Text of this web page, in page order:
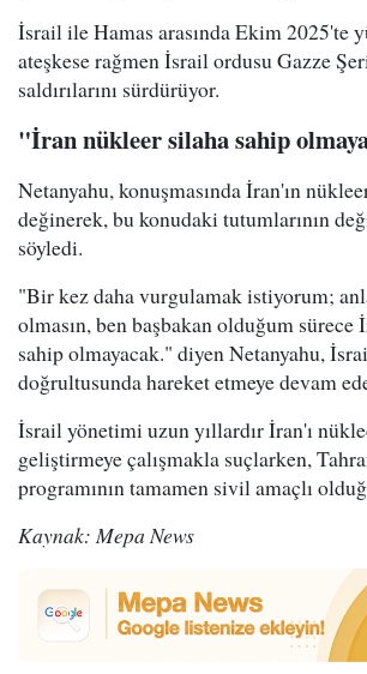
İsrail ile Hamas arasında Ekim 2025'te
ateşkese rağmen İsrail ordusu Gazze
saldırılarını sürdürüyor.
"İran nükleer silaha sahip
Netanyahu, konuşmasında İran'ın
değinerek, bu konudaki tutumlarının
söyledi.
"Bir kez daha vurgulamak istiyorum;
olmasın, ben başbakan olduğum sürece
sahip olmayacak." diyen Netanyahu,
doğrultusunda hareket etmeye devam
İsrail yönetimi uzun yıllardır İran'ı
geliştirmeye çalışmakla suçlarken,
programının tamamen sivil amaçlı
Kaynak: Mepa News